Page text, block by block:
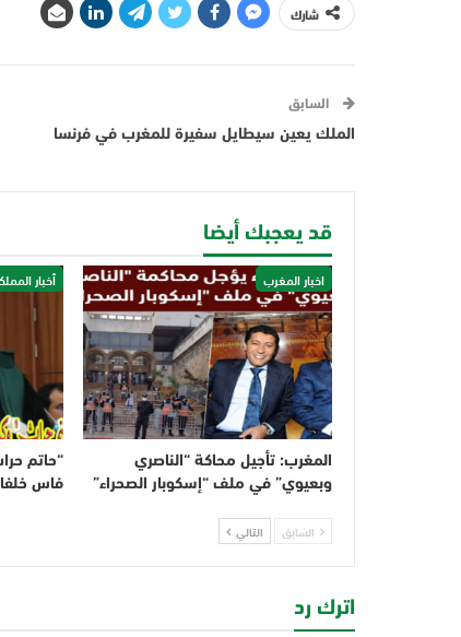
شارك
السابق
الملك يعين سيطايل سفيرة للمغرب في فرنسا
قد يعجبك أيضا
اخبار المغرب
المغرب: تأجيل محاكة “الناصري
وبعيوي” في ملف “إسكوبار الصحراء”
أخبار
“حاتم
فاس
السابق التالي
اترك رد